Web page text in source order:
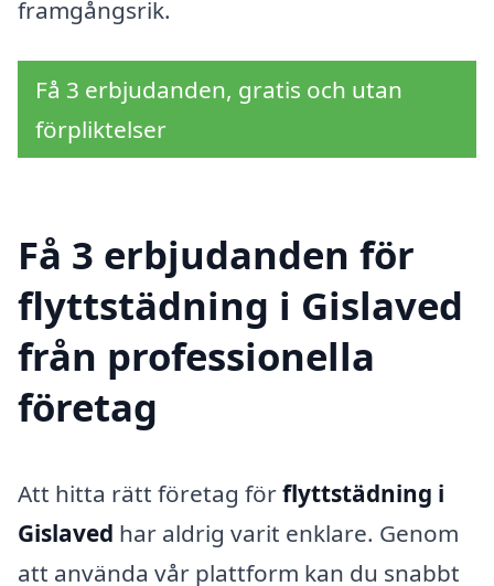
framgångsrik.
Få 3 erbjudanden, gratis och utan
förpliktelser
Få 3 erbjudanden för
flyttstädning i Gislaved
från professionella
företag
Att hitta rätt företag förflyttstädning i
Gislaved har aldrig varit enklare. Genom
att använda vår plattform kan du snabbt